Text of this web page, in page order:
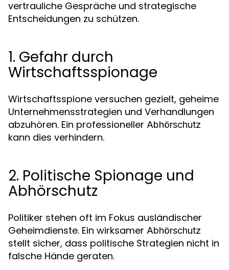
vertrauliche Gespräche und strategische
Entscheidungen zu schützen.
1. Gefahr durch
Wirtschaftsspionage
Wirtschaftsspione versuchen gezielt, geheime
Unternehmensstrategien und Verhandlungen
abzuhören. Ein professioneller Abhörschutz
kann dies verhindern.
2. Politische Spionage und
Abhörschutz
Politiker stehen oft im Fokus ausländischer
Geheimdienste. Ein wirksamer Abhörschutz
stellt sicher, dass politische Strategien nicht in
falsche Hände geraten.